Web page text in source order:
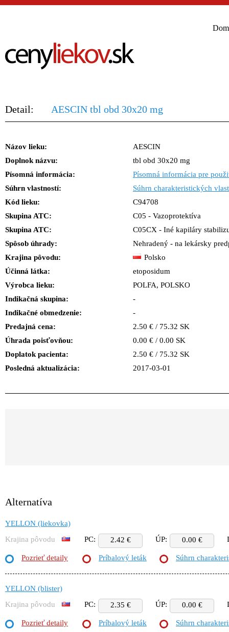
Detail: AESCIN tbl obd 30x20 mg
Názov lieku:
AESCIN
Doplnok názvu:
tbl obd 30x20 mg
Písomná informácia:
Písomná informácia pre
Súhrn vlastností:
Súhrn charakteristických
Kód lieku:
C94708
Skupina ATC:
C05 - Vazoprotektíva
Skupina ATC:
C05CX - Iné kapiláry
Spôsob úhrady:
Nehradený - na lekársky
Krajina pôvodu:
Polsko
Účinná látka:
etoposidum
Výrobca lieku:
POLFA, POLSKO
Indikačná skupina:
-
Indikačné obmedzenie:
-
Predajná cena:
2.50 € / 75.32 SK
Úhrada poisťovňou:
0.00 € / 0.00 SK
Doplatok pacienta:
2.50 € / 75.32 SK
Posledná aktualizácia:
2017-03-01
Alternatíva
YELLON (liekovka)
Krajina pôvodu
PC: 2.42 € ÚP: 0.00 €
Pozrieť detaily Príbalový leták Súhrn
YELLON (blister)
Krajina pôvodu
PC: 2.35 € ÚP: 0.00 €
Pozrieť detaily Príbalový leták Súhrn